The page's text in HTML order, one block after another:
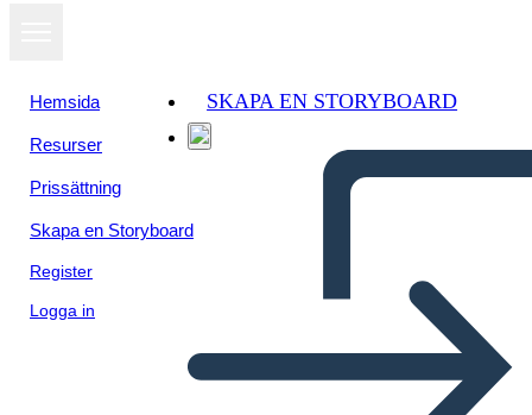
Hemsida
Resurser
Prissättning
Skapa en Storyboard
Register
Logga in
SKAPA EN STORYBOARD